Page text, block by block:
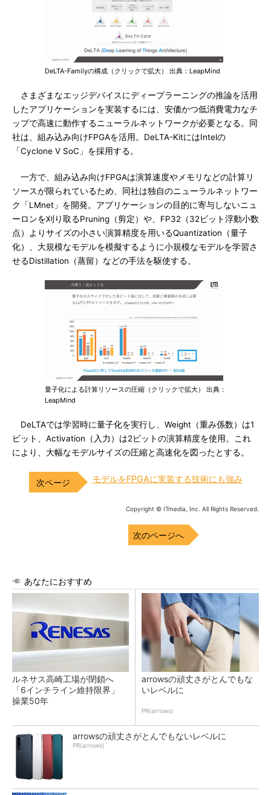
DeLTA-Familyの構成（クリックで拡大） 出典：LeapMind
さまざまなエッジデバイスにディープラーニングの推論を活用
したアプリケーションを実装するには、安価かつ低消費電力なチ
ップで高速に動作するニューラルネットワークが必要となる。同
社は、組み込み向けFPGAを活用。DeLTA-KitにはIntelの
「Cyclone V SoC」を採用する。
一方で、組み込み向けFPGAは演算速度やメモリなどの計算リ
ソースが限られているため、同社は独自のニューラルネットワー
ク「LMnet」を開発。アプリケーションの目的に寄与しないニュ
ーロンを刈り取るPruning（剪定）や、FP32（32ビット浮動小数
点）よりサイズの小さい演算精度を用いるQuantization（量子
化）、大規模なモデルを模擬するように小規模なモデルを学習さ
せるDistillation（蒸留）などの手法を駆使する。
量子化による計算リソースの圧縮（クリックで拡大） 出典：
LeapMind
DeLTAでは学習時に量子化を実行し、Weight（重み係数）は1
ビット、Activation（入力）は2ビットの演算精度を使用。これ
により、大幅なモデルサイズの圧縮と高速化を図ったとする。
モデルをFPGAに実装する技術にも強み
Copyright © ITmedia, Inc. All Rights Reserved.
次のページへ
あなたにおすすめ
ルネサス高崎工場が閉鎖へ
「6インチライン維持限界」
操業50年
arrowsの頑丈さがとんでもな
いレベルに
PR(arrows)
arrowsの頑丈さがとんでもないレベルに
PR(arrows)